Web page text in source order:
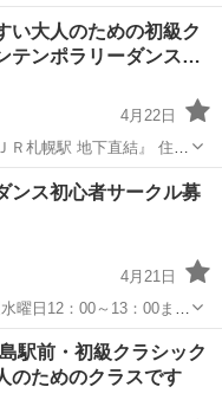
月1日にオープンいたしま
方までやさしく丁寧に、
ス BASE
い大人のための初級ク
テンポラリーダンス…
4月22日
札幌駅 地下直結』 住
階 ［諸事情により場所や
ページにてご確認の上ご
バレエ
ンス初心者サークル募
4月21日
曜日12：00～13：00まで
も安心して参加していた
スにチャレンジしてみた
交ダンス シニア
駅前・初級クラシック
のためのクラスです